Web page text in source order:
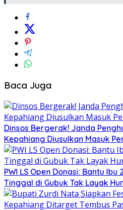
Baca Juga
Dinsos Bergerak! Janda
Kepahiang Diusulkan Masuk
PWI LS Open Donasi: Bantu
Tinggal di Gubuk Tak Layak